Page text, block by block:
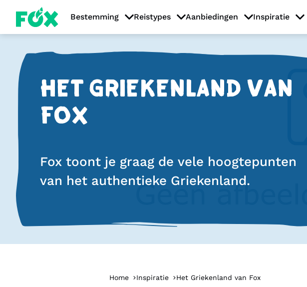
Bestemming Reistypes Aanbiedingen Inspiratie
HET GRIEKENLAND VAN
FOX
Fox toont je graag de vele hoogtepunten
van het authentieke Griekenland.
Home Inspiratie Het Griekenland van Fox